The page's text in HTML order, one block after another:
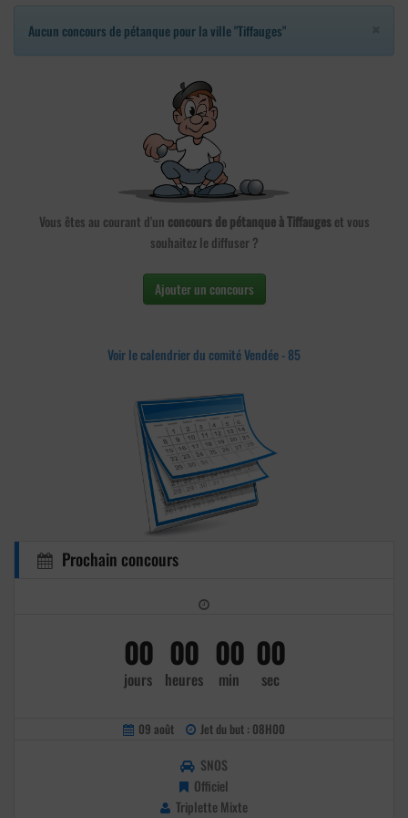
Aucun concours de pétanque pour la ville "Tiffauges"
Vous êtes au courant d'un concours de pétanque à Tiffaugeset vous
souhaitez le diffuser ?
Ajouter un concours
Voir le calendrier du comité Vendée - 85
Prochain concours
00
jours
00
heures
00
min
00
sec
09 août Jet du but : 08H00
SNOS
Officiel
Triplette Mixte